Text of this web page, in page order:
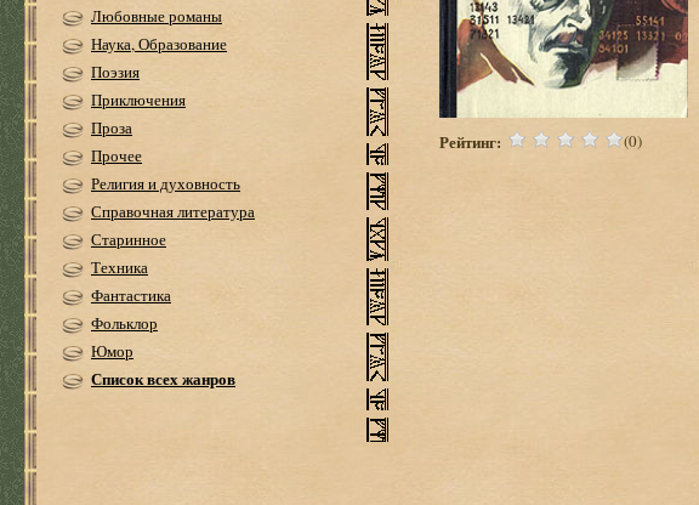
Любовные романы
Наука, Образование
Поэзия
Приключения
Проза
Прочее
Религия и духовность
Справочная литература
Старинное
Техника
Фантастика
Фольклор
Юмор
Список всех жанров
Рейтинг: (0)